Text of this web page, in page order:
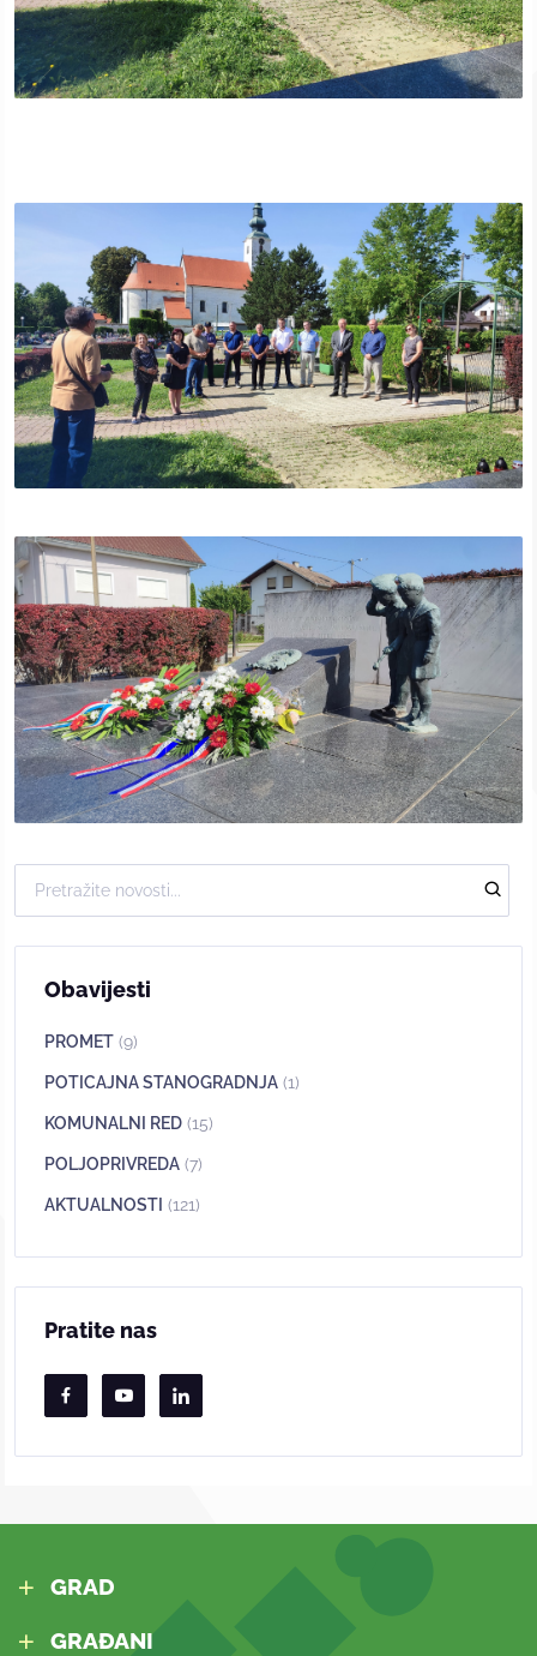
Obavijesti
PROMET (9)
POTICAJNA STANOGRADNJA (1)
KOMUNALNI RED (15)
POLJOPRIVREDA (7)
AKTUALNOSTI (121)
Pratite nas
GRAD
GRAĐANI